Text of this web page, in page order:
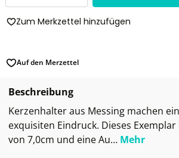
Zum Merkzettel hinzufügen
Auf den Merzettel
Beschreibung
Kerzenhalter aus Messing machen
exquisiten Eindruck. Dieses
von 7,0cm und eine Au… Mehr